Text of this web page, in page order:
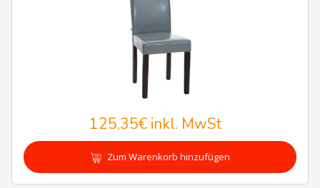
125,35€inkl. MwSt
Zum Warenkorb hinzufügen